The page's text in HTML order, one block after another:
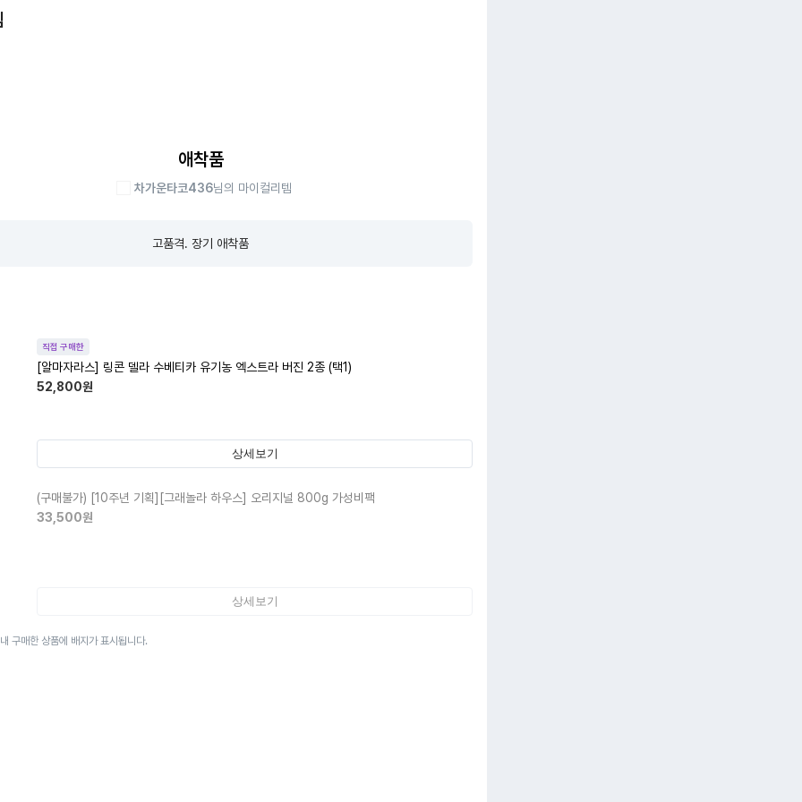
애착품
차가운타코436님의 마이컬리템
고품격. 장기 애착품
직접 구매한
[알마자라스] 링콘 델라 수베티카 유기농 엑스트라 버진 2종 (택1)
52,800원
상세보기
(구매불가) [10주년 기획][그래놀라 하우스] 오리지널 800g 가성비팩
33,500원
상세보기
구매한 상품에 배지가 표시됩니다.